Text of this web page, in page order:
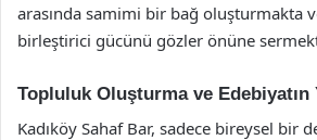
arasında samimi bir bağ oluşturmakta
birleştirici gücünü gözler önüne
Topluluk Oluşturma ve Edebiyatın
Kadıköy Sahaf Bar, sadece bireysel bir